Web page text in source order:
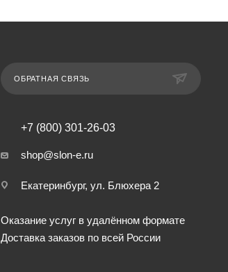
ОБРАТНАЯ СВЯЗЬ
+7 (800) 301-26-03
shop@slon-e.ru
Екатеринбург, ул. Блюхера 2
Оказание услуг в удалённом формате
Доставка заказов по всей России